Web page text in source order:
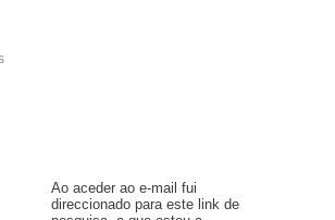
Ao aceder ao e-mail fui
direccionado para este link de